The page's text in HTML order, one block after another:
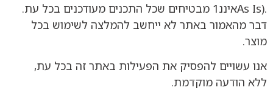
.(As Isאיננ1 מבטיחים שכל התכנים מעודכנים בכל עת.
דבר מהאמור באתר לא ייחשב להמלצה לשימוש בכל
מוצר.
אנו עשויים להפסיק את הפעילות באתר זה בכל עת,
ללא הודעה מוקדמת.